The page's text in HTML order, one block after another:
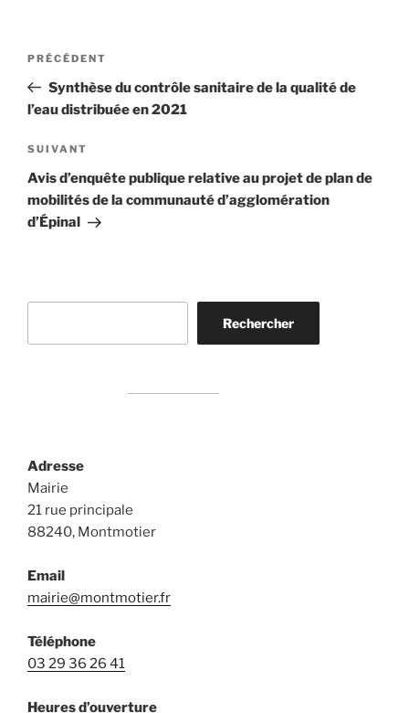
Navigation
l’article
Article
précédent
PRÉCÉDENT
Synthèse du contrôle sanitaire de la qualité de
l’eau distribuée en 2021
Article
suivant
SUIVANT
Avis d’enquête publique relative au projet de plan de
mobilités de la communauté d’agglomération
d’Épinal
Rechercher
Adresse
Mairie
21 rue principale
88240, Montmotier
Email
mairie@montmotier.fr
Téléphone
03 29 36 26 41
Heures d’ouverture